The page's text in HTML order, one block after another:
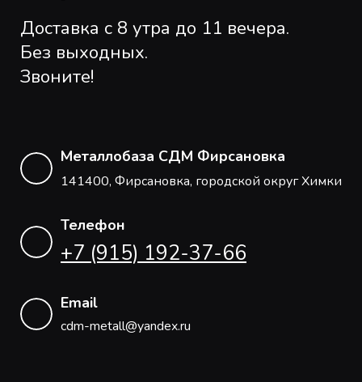
Доставка с 8 утра до 11 вечера.
Без выходных.
Звоните!
Металлобаза СДМ Фирсановка
141400, Фирсановка, городской округ Химки
Телефон
+7 (915) 192-37-66
Email
cdm-metall@yandex.ru